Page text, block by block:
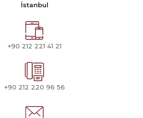
İstanbul
+90 212 221 41 21
+90 212 220 96 56